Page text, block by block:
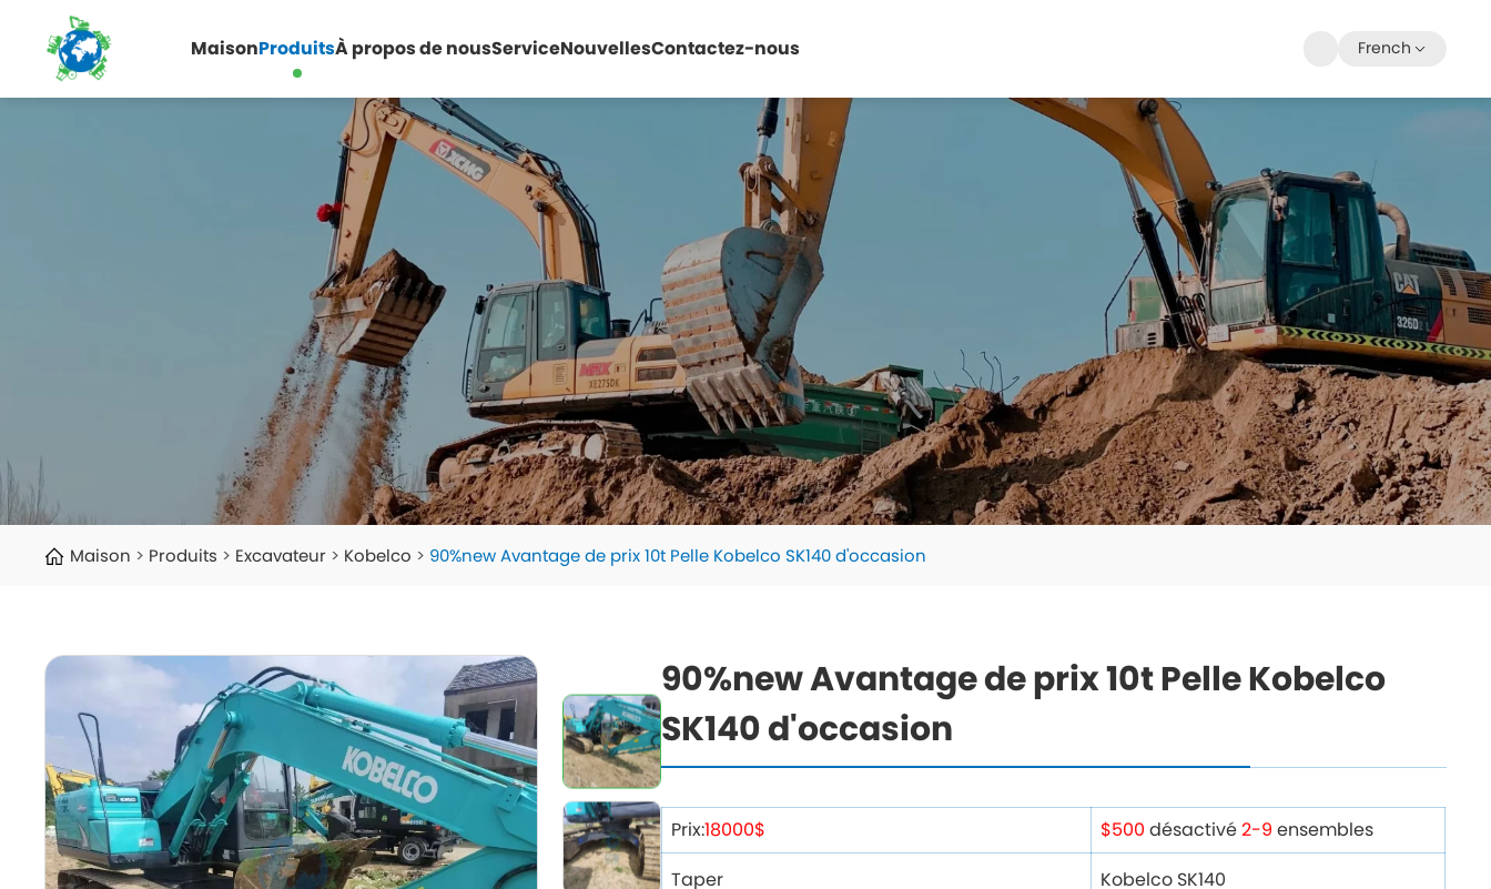
MaisonProduitsÀ propos de nousServiceNouvellesContactez-nous French
Maison Produits Excavateur Kobelco 90%new Avantage de prix 10t Pelle Kobelco SK140 d'occasion
90%new Avantage de prix 10t Pelle Kobelco
SK140 d'occasion
Prix:18000$ $500 désactivé2-9 ensembles
Taper
Kobelco SK140